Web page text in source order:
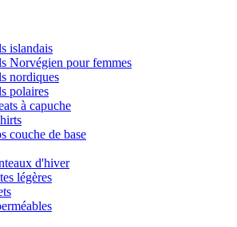
islandais
Norvégien pour femmes
nordiques
polaires
à capuche
couche de base
d'hiver
légères